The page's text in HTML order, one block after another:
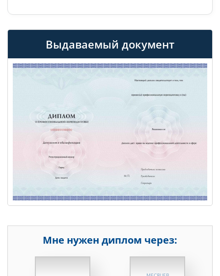
Выдаваемый документ
Мне нужен диплом через:
НЕДЕЛЬ